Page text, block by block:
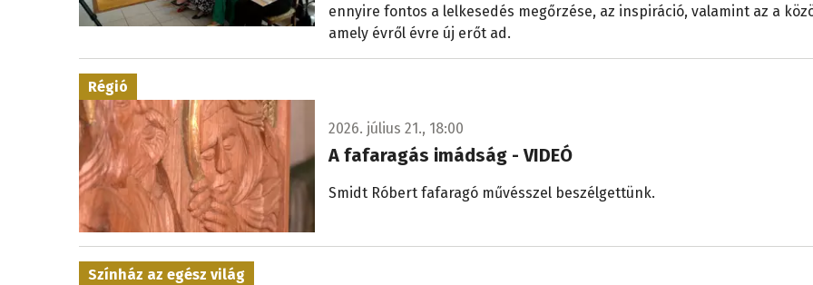
ennyire fontos a lelkesedés megőrzése, az inspiráció, valamint az a
amely évről évre új erőt ad.
Régió
2026. július 21., 18:00
A fafaragás imádság - VIDEÓ
Smidt Róbert fafaragó művésszel beszélgettünk.
Színház az egész világ